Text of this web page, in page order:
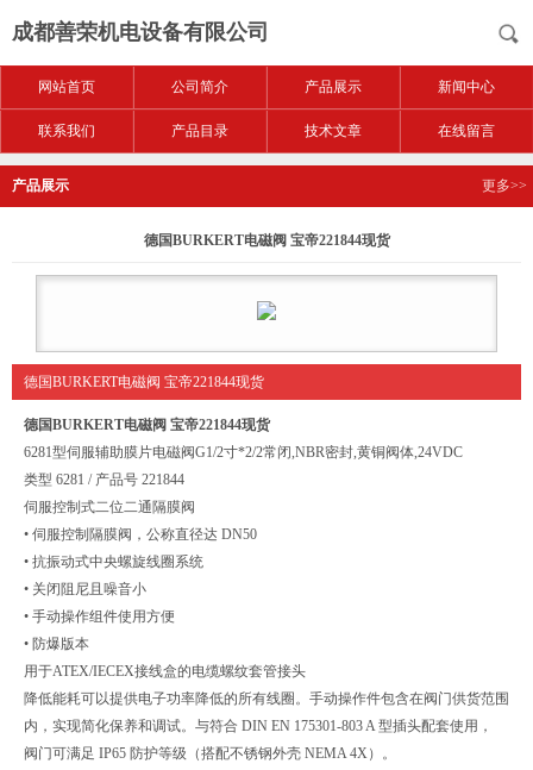
成都善荣机电设备有限公司
网站首页 公司简介 产品展示 新闻中心
联系我们 产品目录 技术文章 在线留言
产品展示 更多>>
德国BURKERT电磁阀 宝帝221844现货
德国BURKERT电磁阀 宝帝221844现货
德国BURKERT电磁阀 宝帝221844现货
6281型伺服辅助膜片电磁阀G1/2寸*2/2常闭,NBR密封,黄铜阀体,24VDC
类型 6281 / 产品号 221844
伺服控制式二位二通隔膜阀
• 伺服控制隔膜阀，公称直径达 DN50
• 抗振动式中央螺旋线圈系统
• 关闭阻尼且噪音小
• 手动操作组件使用方便
• 防爆版本
用于ATEX/IECEX接线盒的电缆螺纹套管接头
降低能耗可以提供电子功率降低的所有线圈。手动操作件包含在阀门供货范围
内，实现简化保养和调试。与符合 DIN EN 175301-803 A 型插头配套使用，
阀门可满足 IP65 防护等级（搭配不锈钢外壳 NEMA 4X）。